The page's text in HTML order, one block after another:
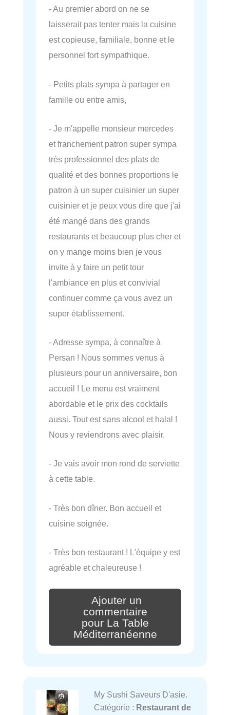
- Au premier abord on ne se
laisserait pas tenter mais la cuisine
est copieuse, familiale, bonne et le
personnel fort sympathique.
- Petits plats sympa à partager en
famille ou entre amis,
- Je m'appelle monsieur mercedes
et franchement patron super sympa
très professionnel des plats de
qualité et des bonnes proportions le
patron à un super cuisinier un super
cuisinier et je peux vous dire que j'ai
été mangé dans des grands
restaurants et beaucoup plus cher et
on y mange moins bien je vous
invite à y faire un petit tour
l'ambiance en plus et convivial
continuer comme ça vous avez un
super établissement.
- Adresse sympa, à connaître à
Persan ! Nous sommes venus à
plusieurs pour un anniversaire, bon
accueil ! Le menu est vraiment
abordable et le prix des cocktails
aussi. Tout est sans alcool et halal !
Nous y reviendrons avec plaisir.
- Je vais avoir mon rond de serviette
à cette table.
- Très bon dîner. Bon accueil et
cuisine soignée.
- Très bon restaurant ! L'équipe y est
agréable et chaleureuse !
Ajouter un
commentaire
pour La Table
Méditerranéenne
My Sushi Saveurs D'asie.
Catégorie : Restaurant de